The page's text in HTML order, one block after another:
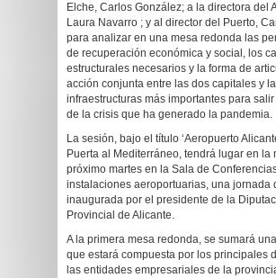
Elche, Carlos González; a la directora del
Laura Navarro ; y al director del Puerto,
para analizar en una mesa redonda las
de recuperación económica y social, los
estructurales necesarios y la forma de
acción conjunta entre las dos capitales y
infraestructuras más importantes para
de la crisis que ha generado la pandemia.
La sesión, bajo el título ‘Aeropuerto
Puerta al Mediterráneo, tendrá lugar en la
próximo martes en la Sala de
instalaciones aeroportuarias, una jornada
inaugurada por el presidente de la
Provincial de Alicante.
A la primera mesa redonda, se sumará
que estará compuesta por los principales
las entidades empresariales de la